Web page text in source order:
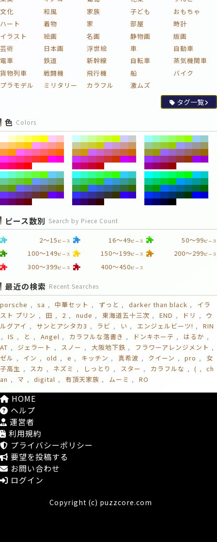
文化
和風 家族 子ども
おもちゃ
ハート
着物 家 部屋
時計
イラスト
絵画 名画 静物画
版画
芸術
日本画 浮世絵 車
自動車
電車
鉄道 新幹線 自転車
蒸気機関車
貨物列車
戦闘機 飛行機 船
バイク
プラモデル
ミリタリー カラフル 激ムズ
タグ一覧
色 Colors
ピース数別 Search by Piece Count
2～15 ピース 16～49ピース 50～99ピース
100～149ピース 150～199ピース 200～299ピース
300～399ピース 400～450ピース
最近の検索 Recent Searches
porsche sa 中華セット ずっと darker than black
イラ
スト プリン
田 2 nude 東海道五十三次 END ドリ
ウ
ルグアイ
サンとアシタカ3 ラビ い エンジェルビーツ!
RIN
IS
と Angel カラフルな落書き ドンキホーテ
はるか
AT
ジェラート スノー 大阪地下鉄
フラワーアレンジメント
ゼル
イン old e キッチン 真希波 クイーン pro
女
子高生
スカ ネズミ しっとり スター カラフルな (
ch
an
マ digital 有頂天家族 ムーミ RO
HOME
ヘルプ
運営者
利用規約
プライバシーポリシー
要望を投稿する
お問い合わせ
ログイン
Copyright (c) puzzcore.com